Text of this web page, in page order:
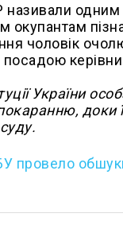
одним
окупантам
чоловік
України
доки
провело